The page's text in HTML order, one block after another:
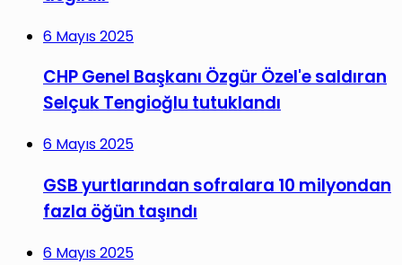
6 Mayıs 2025
CHP Genel Başkanı Özgür Özel'e saldıran
Selçuk Tengioğlu tutuklandı
6 Mayıs 2025
GSB yurtlarından sofralara 10 milyondan
fazla öğün taşındı
6 Mayıs 2025